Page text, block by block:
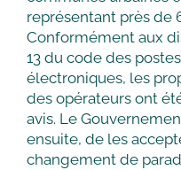
représentant près de
Conformément aux
13 du code des
électroniques, les
des opérateurs ont
avis. Le
ensuite, de les
changement de